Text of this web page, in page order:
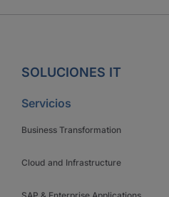
SOLUCIONES IT
Servicios
Business Transformation
Cloud and Infrastructure